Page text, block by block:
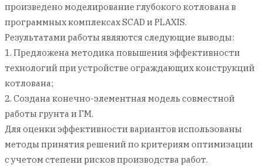
произведено моделирование глубокого котлована в
программных комплексах SCAD и PLAXIS.
Результатами работы являются следующие выводы:
1. Предложена методика повышения эффективности
технологий при устройстве ограждающих конструкций
котлована;
2. Создана конечно-элементная модель совместной
работы грунта и ГМ.
Для оценки эффективности вариантов использованы
методы принятия решений по критериям оптимизации
с учетом степени рисков производства работ.